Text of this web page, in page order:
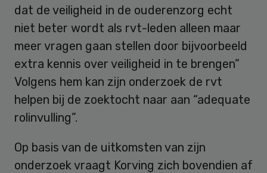
dat de veiligheid in de ouderenzorg echt
niet beter wordt als rvt-leden alleen maar
meer vragen gaan stellen door bijvoorbeeld
extra kennis over veiligheid in te brengen”
Volgens hem kan zijn onderzoek de rvt
helpen bij de zoektocht naar aan “adequate
rolinvulling”.
Op basis van de uitkomsten van zijn
onderzoek vraagt Korving zich bovendien af